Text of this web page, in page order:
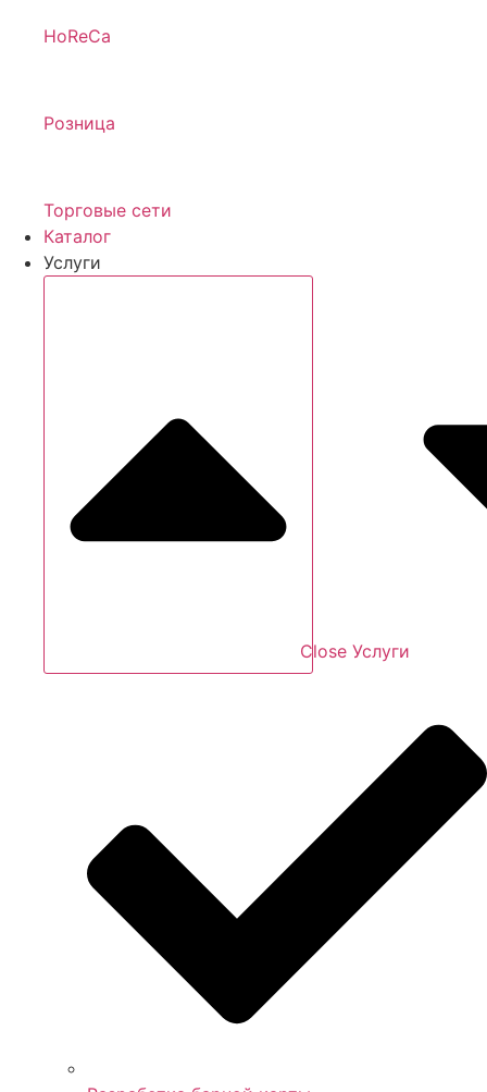
HoReCa
Розница
Торговые сети
Каталог
Услуги
Close Услуги